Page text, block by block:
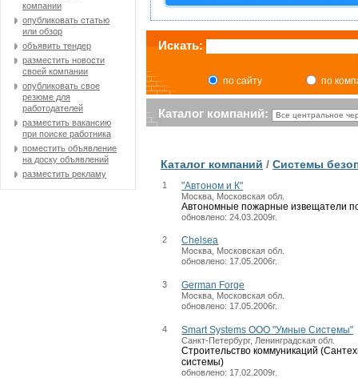
компании
опубликовать статью
или обзор
объявить тендер
разместить новости
своей компании
опубликовать свое
резюме для
работодателей
разместить вакансию
при поиске работника
поместить объявление
на доску объявлений
разместить рекламу
Искать:
по сайту по
Каталог компаний:
Каталог компаний /Системы
1 "Автоном и К"
Москва, Московская обл.
Автономные пожарные извещатели
обновлено: 24.03.2009г.
2 Chelsea
Москва, Московская обл.
обновлено: 17.05.2006г.
3 German Forge
Москва, Московская обл.
обновлено: 17.05.2006г.
4 Smart Systems ООО "Умные Системы"
Санкт-Петербург, Ленинградская обл.
Строительство коммуникаций
системы)
обновлено: 17.02.2009г.